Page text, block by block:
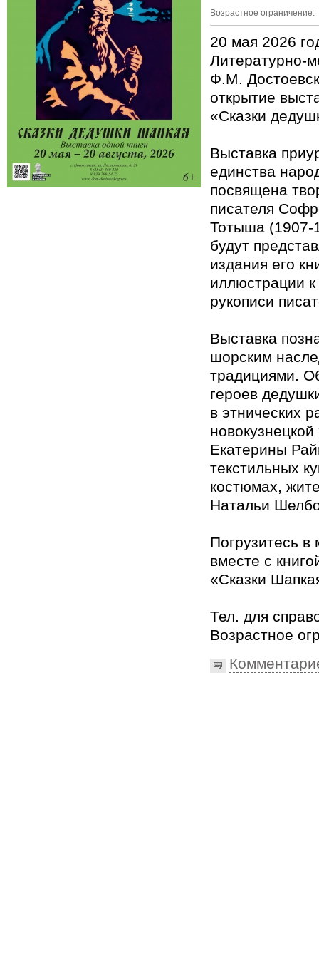
Возрастное ограничение:
20 мая 2026
Литературно-
Ф.М.
открытие
«Сказки
Выставка
единства
посвящена
писателя
Тотыша (1907-
будут
издания его
иллюстрации
рукописи
Выставка
шорским
традициями.
героев
в этнических
Екатерины
текстильных
костюмах,
Натальи
Погрузитесь в
вместе с
«Сказки
Тел. для
Возрастное